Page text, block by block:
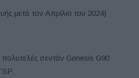
μετά τον Απρίλιο του 2024)
σεντάν Genesis G90